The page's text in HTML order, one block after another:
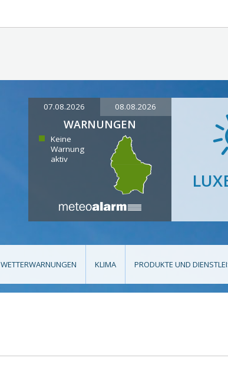
07.08.2026 08.08.2026
WARNUNGEN
Keine
Warnung
aktiv
WETTERWARNUNGEN KLIMA PRODUKTE UND